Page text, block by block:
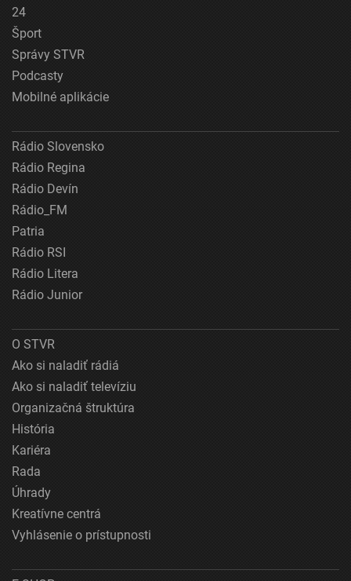
24
Šport
Správy STVR
Podcasty
Mobilné aplikácie
Rádio Slovensko
Rádio Regina
Rádio Devín
Rádio_FM
Patria
Rádio RSI
Rádio Litera
Rádio Junior
O STVR
Ako si naladiť rádiá
Ako si naladiť televíziu
Organizačná štruktúra
História
Kariéra
Rada
Úhrady
Kreatívne centrá
Vyhlásenie o prístupnosti